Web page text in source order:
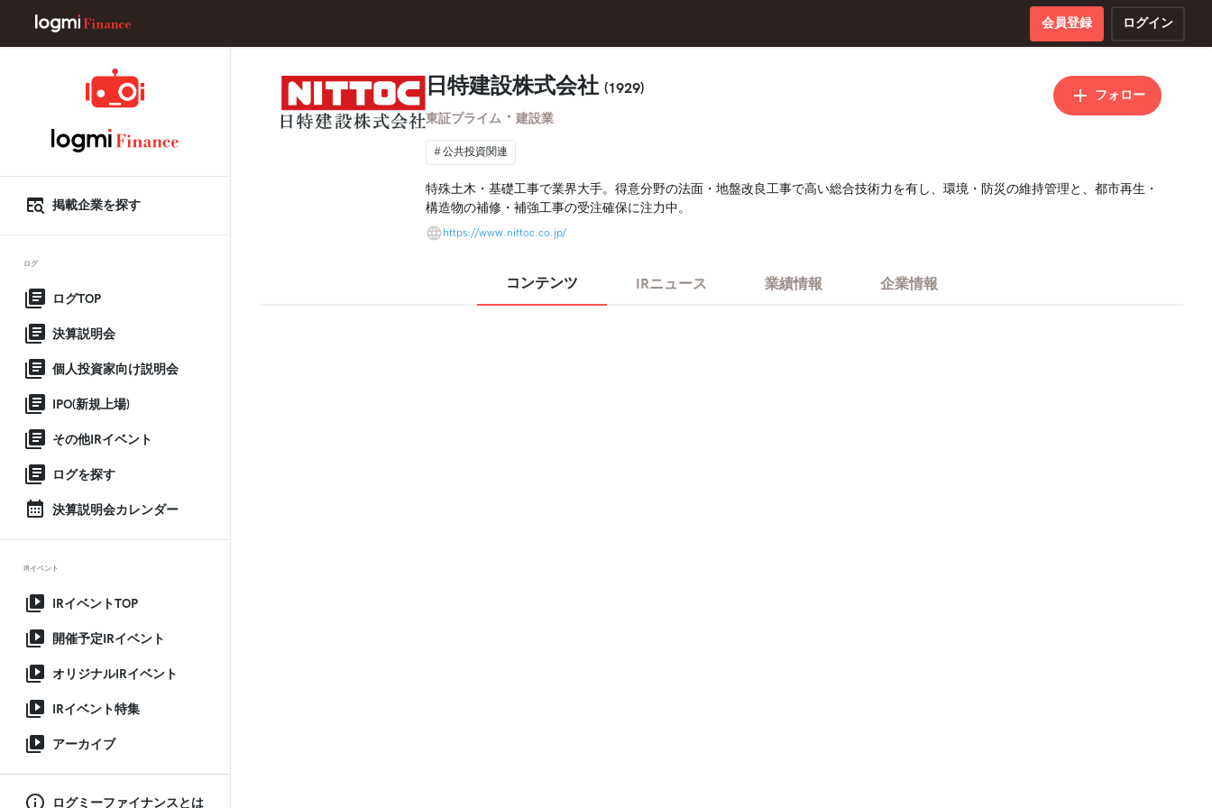
会員登録 ログイン
掲載企業を探す
ログ
ログTOP
決算説明会
個人投資家向け説明会
IPO(新規上場)
その他IRイベント
ログを探す
決算説明会カレンダー
IRイベント
IRイベントTOP
開催予定IRイベント
オリジナルIRイベント
IRイベント特集
アーカイブ
ログミーファイナンスとは
日特建設株式会社 (1929)
東証プライム ・ 建設業
フォロー
公共投資関連
特殊土木・基礎工事で業界大手。得意分野の法面・地盤改良工事で高い総合技術力を有し、環境・防災の維持管理と、都市再生・
構造物の補修・補強工事の受注確保に注力中。
https://www.nittoc.co.jp/
コンテンツ IRニュース 業績情報 企業情報